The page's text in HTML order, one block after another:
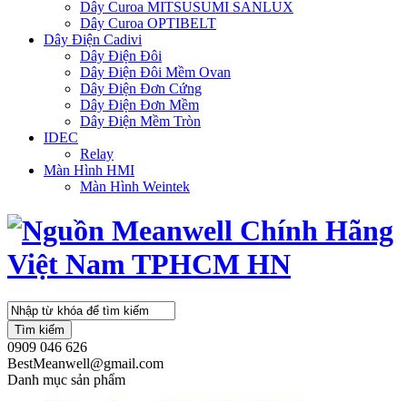
Dây Curoa MITSUSUMI SANLUX
Dây Curoa OPTIBELT
Dây Điện Cadivi
Dây Điện Đôi
Dây Điện Đôi Mềm Ovan
Dây Điện Đơn Cứng
Dây Điện Đơn Mềm
Dây Điện Mềm Tròn
IDEC
Relay
Màn Hình HMI
Màn Hình Weintek
Tìm kiếm
0909 046 626
BestMeanwell@gmail.com
Danh mục sản phẩm